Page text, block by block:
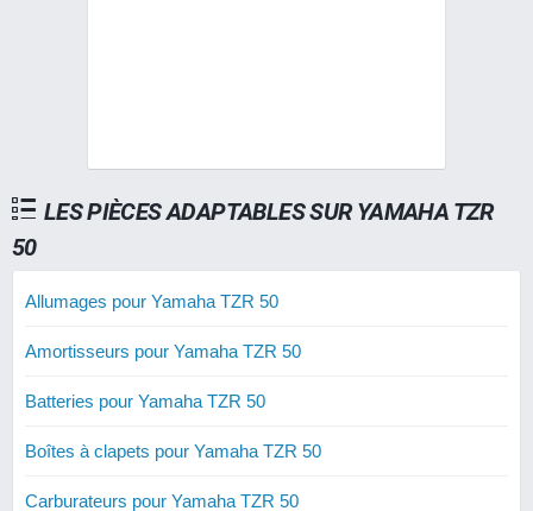
LES PIÈCES ADAPTABLES SUR YAMAHA TZR
50
Allumages pour Yamaha TZR 50
Amortisseurs pour Yamaha TZR 50
Batteries pour Yamaha TZR 50
Boîtes à clapets pour Yamaha TZR 50
Carburateurs pour Yamaha TZR 50